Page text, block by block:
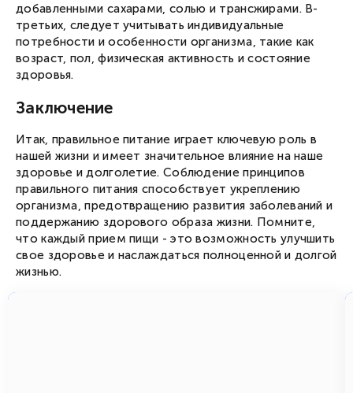
добавленными сахарами, солью и трансжирами. В-
третьих, следует учитывать индивидуальные
потребности и особенности организма, такие как
возраст, пол, физическая активность и состояние
здоровья.
Заключение
Итак, правильное питание играет ключевую роль в
нашей жизни и имеет значительное влияние на наше
здоровье и долголетие. Соблюдение принципов
правильного питания способствует укреплению
организма, предотвращению развития заболеваний и
поддержанию здорового образа жизни. Помните,
что каждый прием пищи - это возможность улучшить
свое здоровье и наслаждаться полноценной и долгой
жизнью.